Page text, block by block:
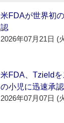
米FDAが世界初
認
2026年07月21日 (
米FDA、Tzield
の小児に迅速承認
2026年07月07日 (